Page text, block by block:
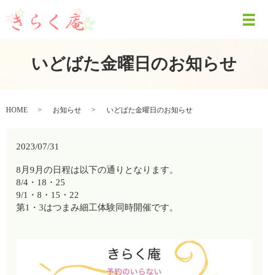
いどばた金曜日のお知らせ
HOME お知らせ いどばた金曜日のお知らせ
2023/07/31
8月9月の日程は以下の通りとなります。
8/4・18・25
9/1・8・15・22
第1・3はつまみ細工体験同時開催です。